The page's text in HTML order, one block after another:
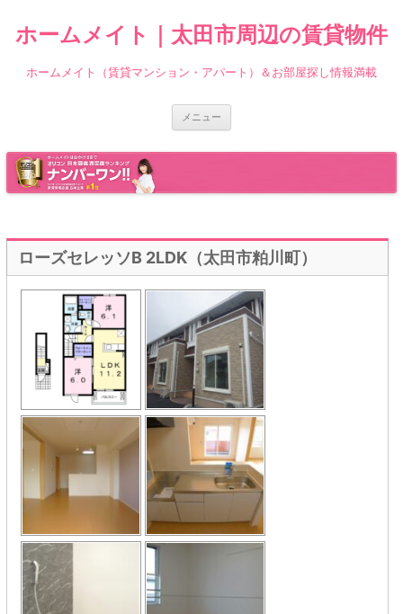
ホームメイト｜太田市周辺の賃貸物件
ホームメイト（賃貸マンション・アパート）＆お部屋探し情報満載
メニュー
キ
ローズセレッソB 2LDK（太田市粕川町）